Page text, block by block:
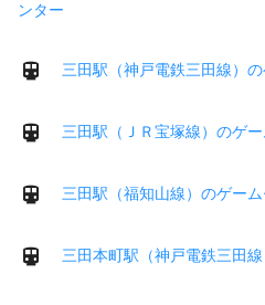
ンター
三田駅（神戸電鉄三田線）
三田駅（ＪＲ宝塚線）のゲ
三田駅（福知山線）のゲー
三田本町駅（神戸電鉄三田